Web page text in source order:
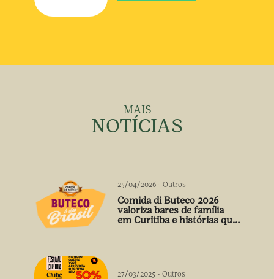
MAIS
NOTÍCIAS
25/04/2026 - Outros
Comida di Buteco 2026
valoriza bares de família
em Curitiba e histórias que
27/03/2025 - Outros